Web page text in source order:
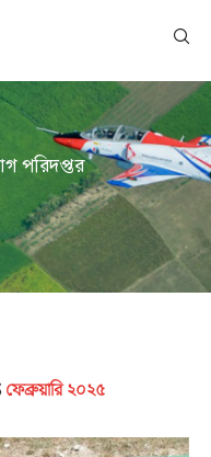
পরিদপ্তর
ফেব্রুয়ারি ২০২৫